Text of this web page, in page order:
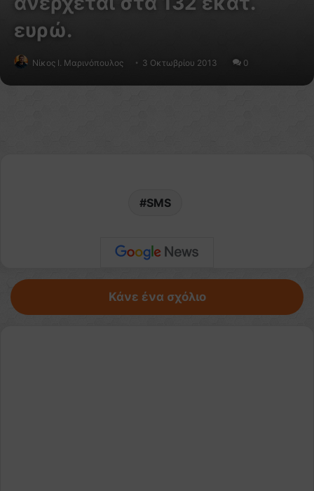
ευρώ.
Nίκος Ι. Mαρινόπουλος 3 Οκτωβρίου 2013 0
SMS
Κάνε ένα σχόλιο